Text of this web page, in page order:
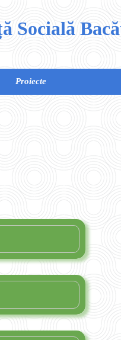
Proiecte
Socială